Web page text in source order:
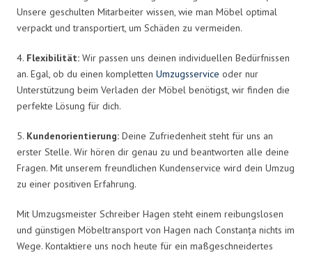
Unsere geschulten Mitarbeiter wissen, wie man Möbel optimal
verpackt und transportiert, um Schäden zu vermeiden.
4. Flexibilität: Wir passen uns deinen individuellen Bedürfnissen
an. Egal, ob du einen kompletten Umzugsservice oder nur
Unterstützung beim Verladen der Möbel benötigst, wir finden die
perfekte Lösung für dich.
5. Kundenorientierung: Deine Zufriedenheit steht für uns an
erster Stelle. Wir hören dir genau zu und beantworten alle deine
Fragen. Mit unserem freundlichen Kundenservice wird dein Umzug
zu einer positiven Erfahrung.
Mit Umzugsmeister Schreiber Hagen steht einem reibungslosen
und günstigen Möbeltransport von Hagen nach Constanța nichts im
Wege. Kontaktiere uns noch heute für ein maßgeschneidertes